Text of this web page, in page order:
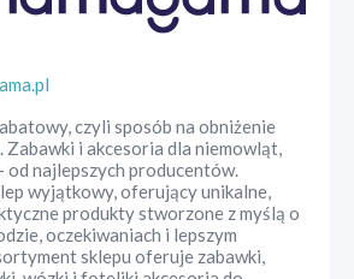
czyli sposób na obniżenie
Zabawki i akcesoria dla niemowląt,
od najlepszych producentów.
wyjątkowy, oferujący unikalne,
produkty stworzone z myślą o
oczekiwaniach i lepszym
sklepu oferuje zabawki,